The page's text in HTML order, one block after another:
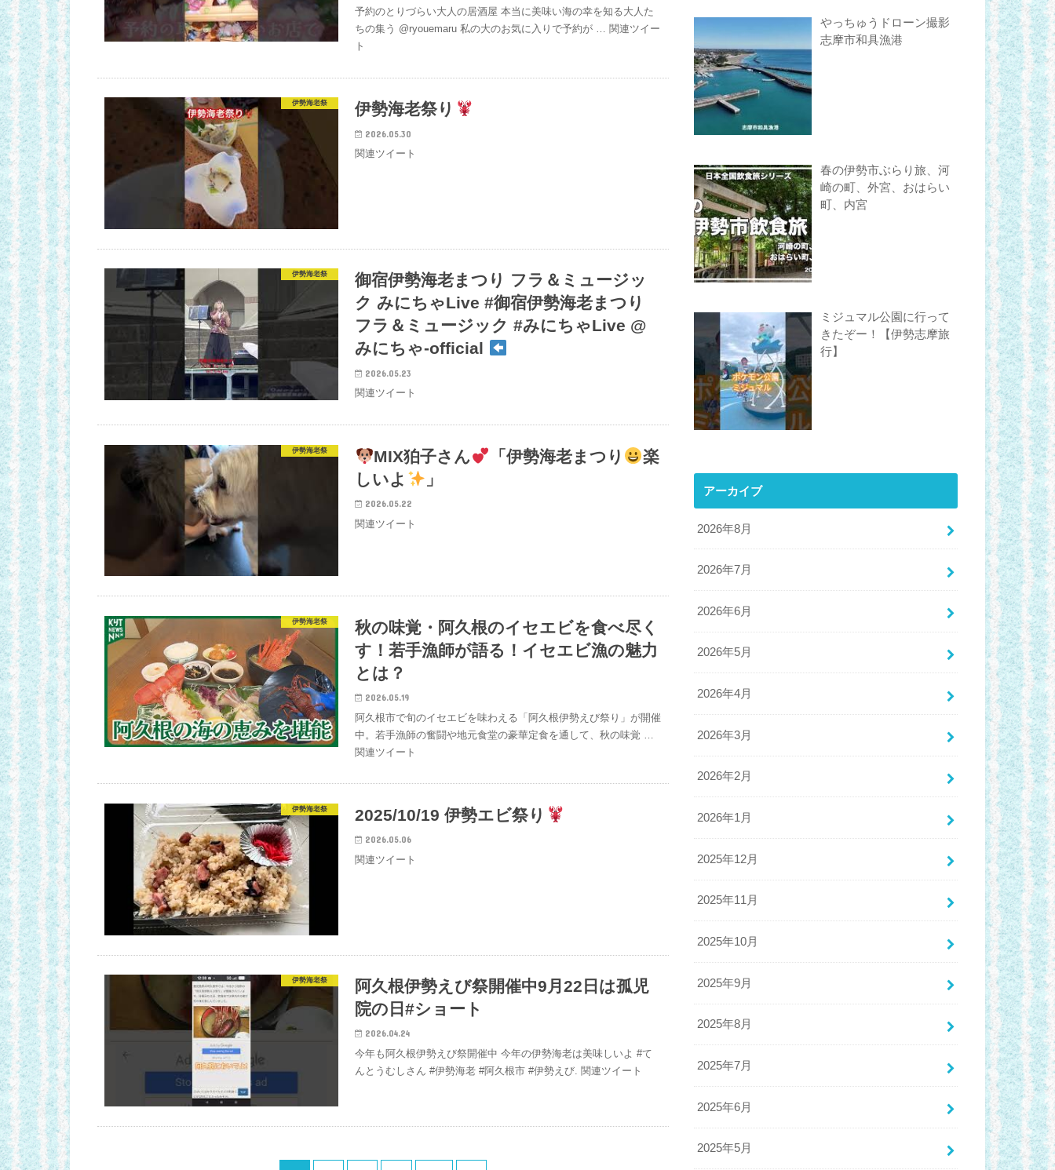
予約のとりづらい大人の居酒屋 本当に美味い海の幸を知る大人た
ちの集う @ryouemaru 私の大のお気に入りで予約が … 関連ツイー
ト
伊勢海老祭 伊勢海老祭り
2026.05.30
関連ツイート
伊勢海老祭
御宿伊勢海老まつり フラ＆ミュージッ
ク みにちゃLive #御宿伊勢海老まつり
フラ＆ミュージック #みにちゃLive @
みにちゃ-official
2026.05.23
関連ツイート
伊勢海老祭 MIX狛子さん 「伊勢海老まつり
楽
しいよ
」
2026.05.22
関連ツイート
伊勢海老祭
秋の味覚・阿久根のイセエビを食べ尽く
す！若手漁師が語る！イセエビ漁の魅力
とは？
2026.05.19
阿久根市で旬のイセエビを味わえる「阿久根伊勢えび祭り」が開催
中。若手漁師の奮闘や地元食堂の豪華定食を通して、秋の味覚 …
関連ツイート
伊勢海老祭 2025/10/19 伊勢エビ祭り
2026.05.06
関連ツイート
伊勢海老祭
阿久根伊勢えび祭開催中9月22日は孤児
院の日#ショート
2026.04.24
今年も阿久根伊勢えび祭開催中 今年の伊勢海老は美味しいよ #て
んとうむしさん #伊勢海老 #阿久根市 #伊勢えび. 関連ツイート
やっちゅうドローン撮影
志摩市和具漁港
春の伊勢市ぶらり旅、河
崎の町、外宮、おはらい
町、内宮
ミジュマル公園に行って
きたぞー！【伊勢志摩旅
行】
アーカイブ
2026年8月
2026年7月
2026年6月
2026年5月
2026年4月
2026年3月
2026年2月
2026年1月
2025年12月
2025年11月
2025年10月
2025年9月
2025年8月
2025年7月
2025年6月
2025年5月